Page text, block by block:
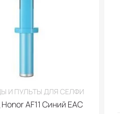
И ПУЛЬТЫ ДЛЯ СЕЛФИ
AF11 Синий EAC